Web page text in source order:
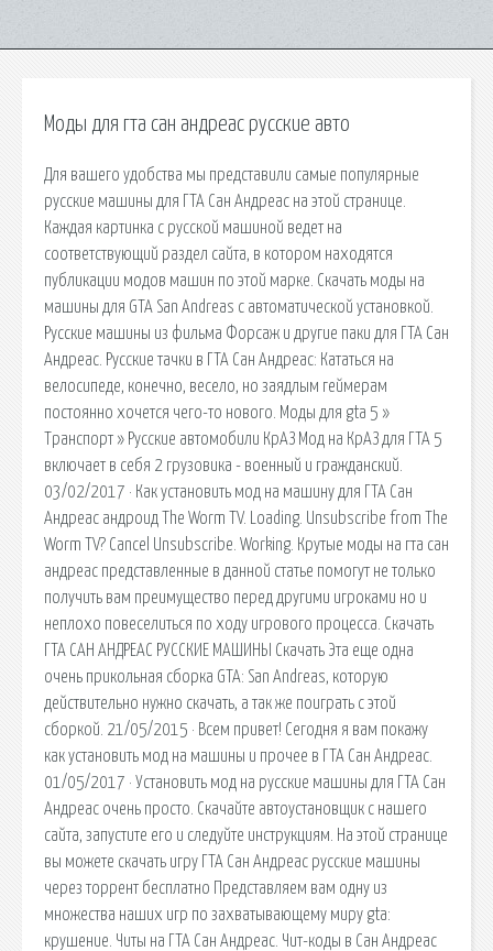
Моды для гта сан андреас русские авто
Для вашего удобства мы представили самые популярные
русские машины для ГТА Сан Андреас на этой странице.
Каждая картинка с русской машиной ведет на
соответствующий раздел сайта, в котором находятся
публикации модов машин по этой марке. Скачать моды на
машины для GTA San Andreas с автоматической установкой.
Русские машины из фильма Форсаж и другие паки для ГТА Сан
Андреас. Русские тачки в ГТА Сан Андреас: Кататься на
велосипеде, конечно, весело, но заядлым геймерам
постоянно хочется чего-то нового. Моды для gta 5 »
Транспорт » Русские автомобили КрАЗ Мод на КрАЗ для ГТА 5
включает в себя 2 грузовика - военный и гражданский.
03/02/2017 · Как установить мод на машину для ГТА Сан
Андреас андроид The Worm TV. Loading. Unsubscribe from The
Worm TV? Cancel Unsubscribe. Working. Крутые моды на гта сан
андреас представленные в данной статье помогут не только
получить вам преимущество перед другими игроками но и
неплохо повеселиться по ходу игрового процесса. Скачать
ГТА САН АНДРЕАС РУССКИЕ МАШИНЫ Скачать Эта еще одна
очень прикольная сборка GTA: San Andreas, которую
действительно нужно скачать, а так же поиграть с этой
сборкой. 21/05/2015 · Всем привет! Сегодня я вам покажу
как установить мод на машины и прочее в ГТА Сан Андреас.
01/05/2017 · Установить мод на русские машины для ГТА Сан
Андреас очень просто. Скачайте автоустановщик с нашего
сайта, запустите его и следуйте инструкциям. На этой странице
вы можете скачать игру ГТА Сан Андреас русские машины
через торрент бесплатно Представляем вам одну из
множества наших игр по захватывающему миру gta:
крушение. Читы на ГТА Сан Андреас. Чит-коды в Сан Андреас